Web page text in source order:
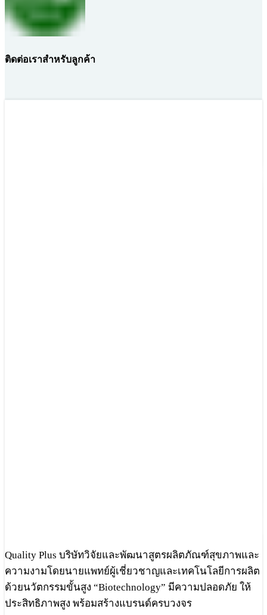
ติดต่อเราสำหรับลูกค้า
Quality Plus บริษัทวิจัยและพัฒนาสูตรผลิตภัณฑ์สุขภาพและ
ความงามโดยนายแพทย์ผู้เชี่ยวชาญและเทคโนโลยีการผลิต
ด้วยนวัตกรรมขั้นสูง “Biotechnology” มีความปลอดภัย ให้
ประสิทธิภาพสูง พร้อมสร้างแบรนด์ครบวงจร